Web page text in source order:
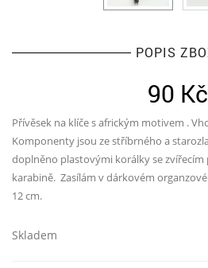
POPIS
90 Kč
Přívěsek na klíče s africkým motivem .
Komponenty jsou ze stříbrného a
doplněno plastovými korálky se zvířecím
karabině. Zasílám v dárkovém
12 cm.
Skladem